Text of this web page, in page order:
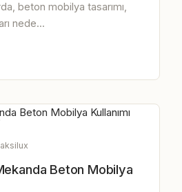
beton mobilya tasarımı,
nede...
Beton Mobilya